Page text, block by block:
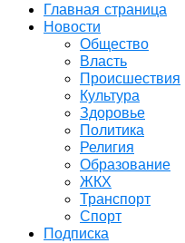
Главная страница
Новости
Общество
Власть
Происшествия
Культура
Здоровье
Политика
Религия
Образование
ЖКХ
Транспорт
Спорт
Подписка